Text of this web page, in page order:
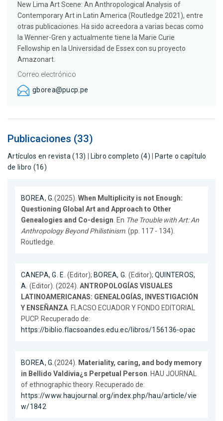
New Lima Art Scene: An Anthropological Analysis of
Contemporary Art in Latin America (Routledge 2021), entre
otras publicaciones. Ha sido acreedora a varias becas como
la Wenner-Gren y actualmente tiene la Marie Curie
Fellowship en la Universidad de Essex con su proyecto
Amazonart.
Correo electrónico
gborea@pucp.pe
Publicaciones (33)
Artículos en revista (13) Libro completo (4)
Parte o capítulo
de libro (16)
BOREA, G. (2025). When Multiplicity is not Enough:
Questioning Global Art and Approach to Other
Genealogies and Co-design . En The Trouble with Art: An
Anthropology Beyond Philistinism. (pp. 117 - 134).
Routledge.
CANEPA, G. E. (Editor); BOREA, G. (Editor); QUINTEROS,
A. (Editor). (2024). ANTROPOLOGÍAS VISUALES
LATINOAMERICANAS: GENEALOGÍAS, INVESTIGACIÓN
Y ENSEÑANZA . FLACSO ECUADOR Y FONDO EDITORIAL
PUCP. Recuperado de:
https://biblio.flacsoandes.edu.ec/libros/156136-opac
BOREA, G. (2024).
Materiality, caring, and body memory
in Bellido Valdivia¿s Perpetual Person . HAU JOURNAL
of ethnographic theory. Recuperado de:
https://www.haujournal.org/index.php/hau/article/vie
w/1842